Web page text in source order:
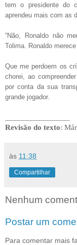
tem o presidente do
aprendeu mais com as
“Não, Ronaldo não
Tolima. Ronaldo
Que me perdoem os
chorei, ao
por conta da sua
grande jogador.
Revisão do texto:
às 11:38
Compartilhar
Nenhum
Postar um
Para comentar mais